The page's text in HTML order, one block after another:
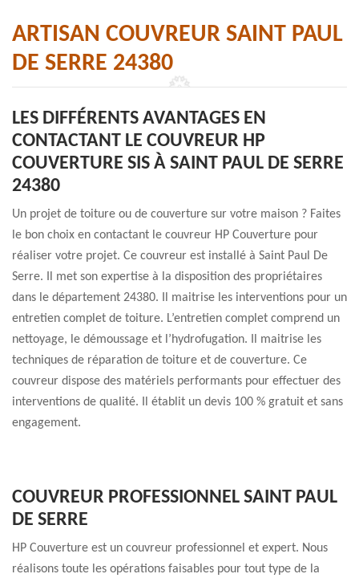
ARTISAN COUVREUR SAINT PAUL
DE SERRE 24380
LES DIFFÉRENTS AVANTAGES EN
CONTACTANT LE COUVREUR HP
COUVERTURE SIS À SAINT PAUL DE SERRE
24380
Un projet de toiture ou de couverture sur votre maison ? Faites
le bon choix en contactant le couvreur HP Couverture pour
réaliser votre projet. Ce couvreur est installé à Saint Paul De
Serre. Il met son expertise à la disposition des propriétaires
dans le département 24380. Il maitrise les interventions pour un
entretien complet de toiture. L’entretien complet comprend un
nettoyage, le démoussage et l’hydrofugation. Il maitrise les
techniques de réparation de toiture et de couverture. Ce
couvreur dispose des matériels performants pour effectuer des
interventions de qualité. Il établit un devis 100 % gratuit et sans
engagement.
COUVREUR PROFESSIONNEL SAINT PAUL
DE SERRE
HP Couverture est un couvreur professionnel et expert. Nous
réalisons toute les opérations faisables pour tout type de la